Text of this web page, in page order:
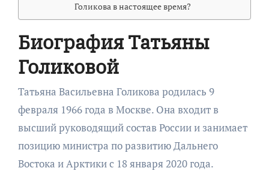
Голикова в настоящее время?
Биография Татьяны
Голиковой
Татьяна Васильевна Голикова родилась 9
февраля 1966 года в Москве. Она входит в
высший руководящий состав России и занимает
позицию министра по развитию Дальнего
Востока и Арктики с 18 января 2020 года.